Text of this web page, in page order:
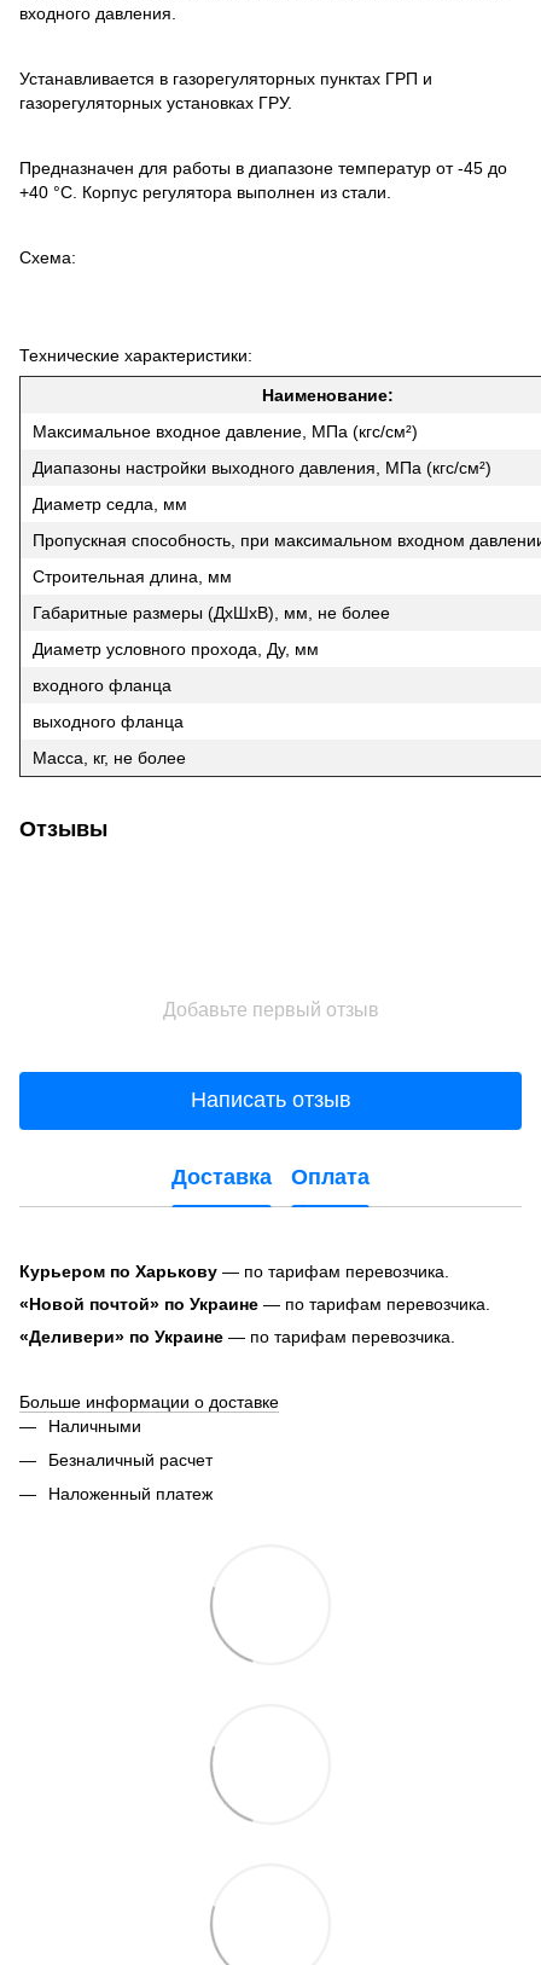
входного давления.
Устанавливается в газорегуляторных пунктах ГРП и
газорегуляторных установках ГРУ.
Предназначен для работы в диапазоне температур от -45 до
+40 °С. Корпус регулятора выполнен из стали.
Схема:
Технические характеристики:
Наименование:
Максимальное входное давление, МПа (кгс/см²)
Диапазоны настройки выходного давления, МПа (кгс/см²)
Диаметр седла, мм
Пропускная способность, при максимальном входном
Строительная длина, мм
Габаритные размеры (ДхШхВ), мм, не более
Диаметр условного прохода, Ду, мм
входного фланца
выходного фланца
Масса, кг, не более
Отзывы
Добавьте первый отзыв
Написать отзыв
Доставка Оплата
Курьером по Харькову — по тарифам перевозчика.
«Новой почтой» по Украине — по тарифам перевозчика.
«Деливери» по Украине — по тарифам перевозчика.
Больше информации о доставке
Наличными
Безналичный расчет
Наложенный платеж